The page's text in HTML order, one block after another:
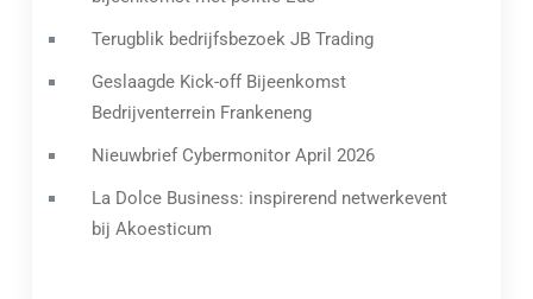
Terugblik bedrijfsbezoek JB Trading
Geslaagde Kick-off Bijeenkomst
Bedrijventerrein Frankeneng
Nieuwbrief Cybermonitor April 2026
La Dolce Business: inspirerend netwerkevent
bij Akoesticum